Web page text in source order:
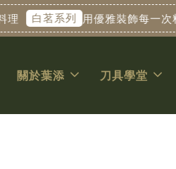
白茗系列 用優雅裝飾每一次料理
關於葉添 刀具學堂